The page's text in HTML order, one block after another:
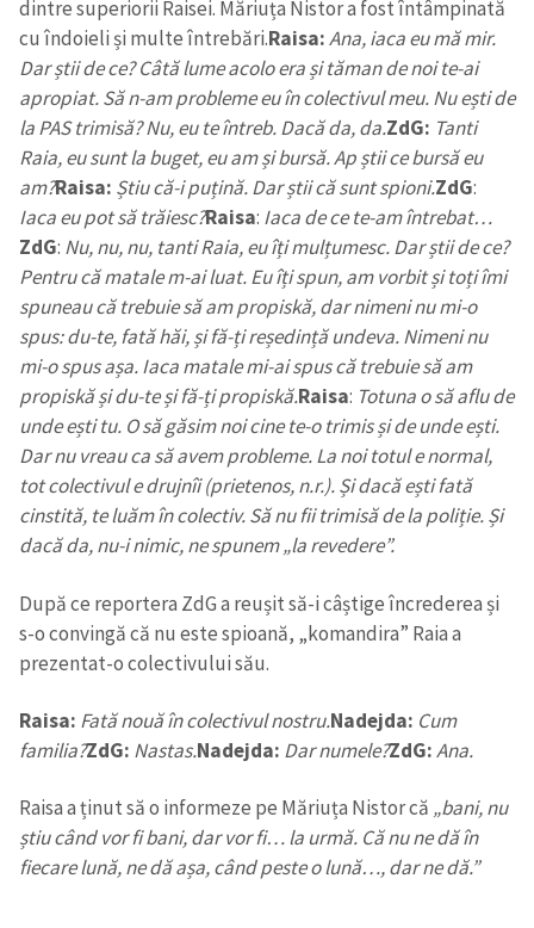
dintre superiorii Raisei. Măriuța Nistor a fost întâmpinată
cu îndoieli și multe întrebări.Raisa:Ana, iaca eu mă mir.
Dar știi de ce? Câtă lume acolo era și tăman de noi te-ai
apropiat. Să n-am probleme eu în colectivul meu. Nu ești de
la PAS trimisă? Nu, eu te întreb. Dacă da, da.ZdG: Tanti
Raia, eu sunt la buget, eu am și bursă. Ap știi ce bursă eu
am?Raisa: Știu că-i puțină. Dar știi că sunt spioni.ZdG:
Iaca eu pot să trăiesc?Raisa: Iaca de ce te-am întrebat…
ZdG: Nu, nu, nu, tanti Raia, eu îți mulțumesc. Dar știi de ce?
Pentru că matale m-ai luat. Eu îți spun, am vorbit și toți îmi
spuneau că trebuie să am propiskă, dar nimeni nu mi-o
spus: du-te, fată hăi, și fă-ți reședință undeva. Nimeni nu
mi-o spus așa. Iaca matale mi-ai spus că trebuie să am
propiskă și du-te și fă-ți propiskă.Raisa: Totuna o să aflu de
unde ești tu. O să găsim noi cine te-o trimis și de unde ești.
Dar nu vreau ca să avem probleme. La noi totul e normal,
tot colectivul e drujnîi (prietenos, n.r.). Și dacă ești fată
cinstită, te luăm în colectiv. Să nu fii trimisă de la poliție. Și
dacă da, nu-i nimic, ne spunem „la revedere”.
După ce reportera ZdG a reușit să-i câștige încrederea și
s-o convingă că nu este spioană, „komandira” Raia a
prezentat-o colectivului său.
Raisa: Fată nouă în colectivul nostru.Nadejda: Cum
familia?ZdG: Nastas.Nadejda: Dar numele?ZdG:Ana.
Raisa a ținut să o informeze pe Măriuța Nistor că „bani, nu
știu când vor fi bani, dar vor fi… la urmă. Că nu ne dă în
fiecare lună, ne dă așa, când peste o lună…, dar ne dă.”